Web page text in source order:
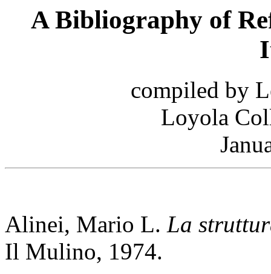
A Bibliography of
compiled by
Loyola
Alinei, Mario L. La
Il Mulino, 1974.